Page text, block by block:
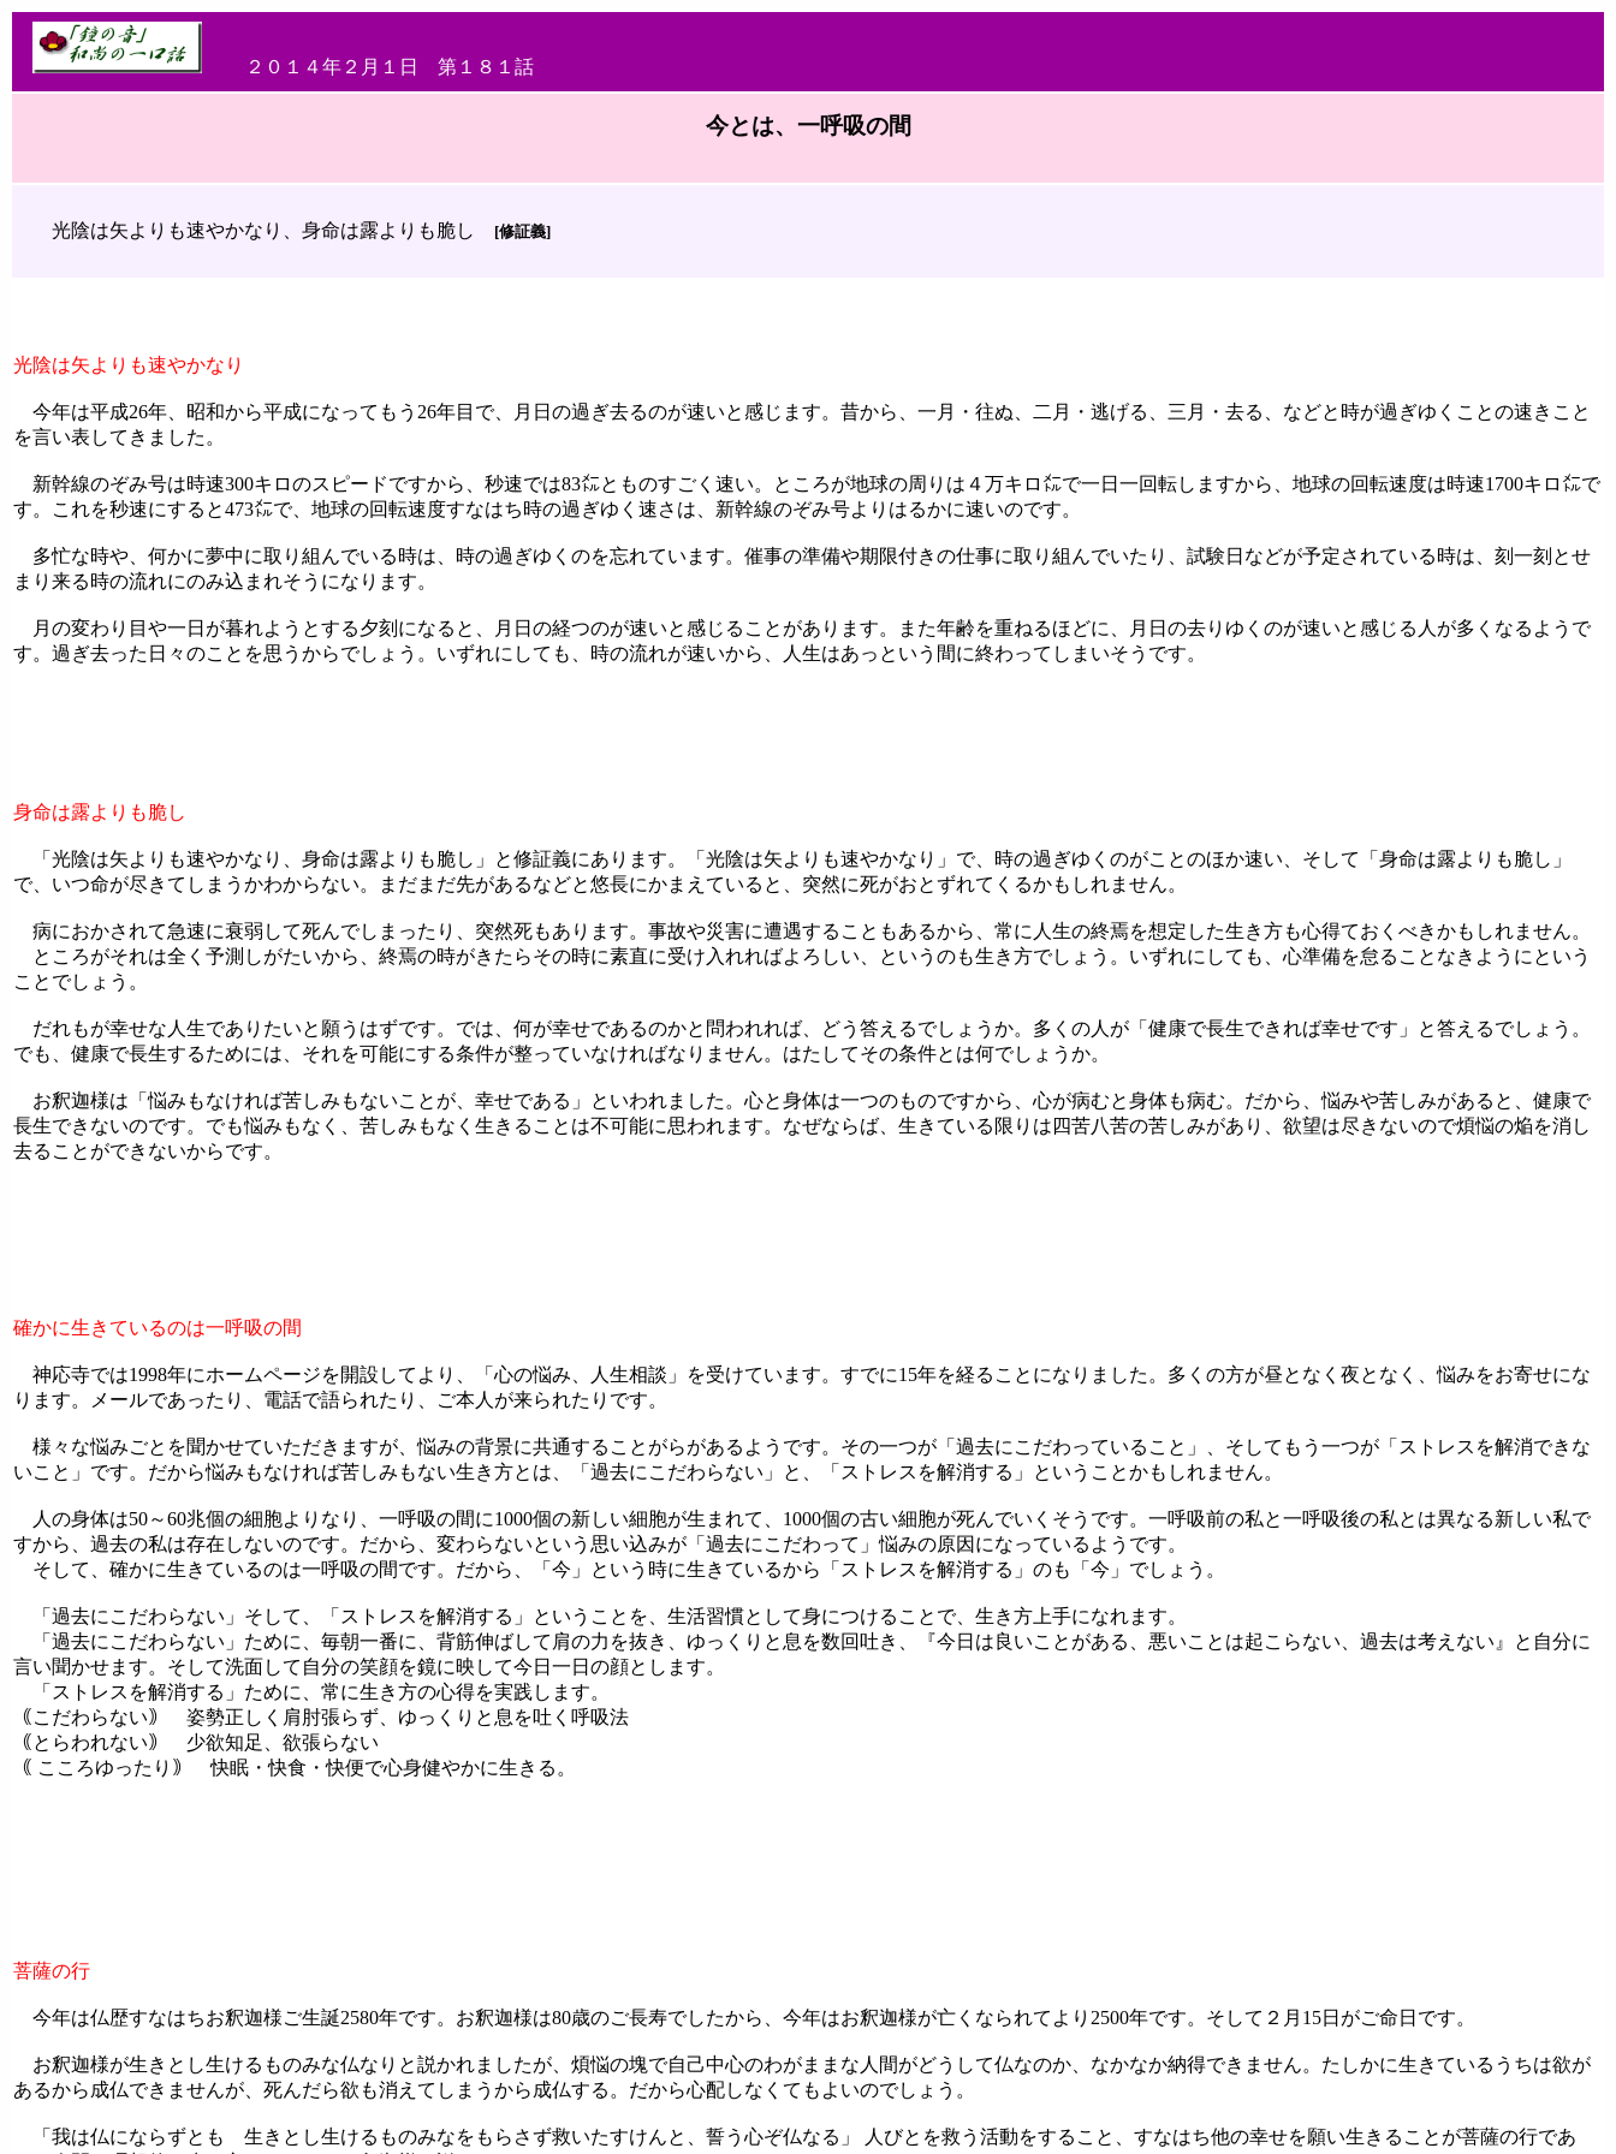
２０１４年２月１日 第１８１話
今とは、一呼吸の間
光陰は矢よりも速やかなり、身命は露よりも脆し [修証義]
光陰は矢よりも速やかなり
今年は平成26年、昭和から平成になってもう26年目で、月日の過ぎ去るのが速いと感じます。昔から、一月・往ぬ、二月・逃げる、三月・去る、などと時が過ぎゆくことの速きこと
を言い表してきました。
新幹線のぞみ号は時速300キロのスピードですから、秒速では83㍍とものすごく速い。ところが地球の周りは４万キロ㍍で一日一回転しますから、地球の回転速度は時速1700キロ㍍で
す。これを秒速にすると473㍍で、地球の回転速度すなはち時の過ぎゆく速さは、新幹線のぞみ号よりはるかに速いのです。
多忙な時や、何かに夢中に取り組んでいる時は、時の過ぎゆくのを忘れています。催事の準備や期限付きの仕事に取り組んでいたり、試験日などが予定されている時は、刻一刻とせ
まり来る時の流れにのみ込まれそうになります。
月の変わり目や一日が暮れようとする夕刻になると、月日の経つのが速いと感じることがあります。また年齢を重ねるほどに、月日の去りゆくのが速いと感じる人が多くなるようで
す。過ぎ去った日々のことを思うからでしょう。いずれにしても、時の流れが速いから、人生はあっという間に終わってしまいそうです。
身命は露よりも脆し
「光陰は矢よりも速やかなり、身命は露よりも脆し」と修証義にあります。「光陰は矢よりも速やかなり」で、時の過ぎゆくのがことのほか速い、そして「身命は露よりも脆し」
で、いつ命が尽きてしまうかわからない。まだまだ先があるなどと悠長にかまえていると、突然に死がおとずれてくるかもしれません。
病におかされて急速に衰弱して死んでしまったり、突然死もあります。事故や災害に遭遇することもあるから、常に人生の終焉を想定した生き方も心得ておくべきかもしれません。
ところがそれは全く予測しがたいから、終焉の時がきたらその時に素直に受け入れればよろしい、というのも生き方でしょう。いずれにしても、心準備を怠ることなきようにという
ことでしょう。
だれもが幸せな人生でありたいと願うはずです。では、何が幸せであるのかと問われれば、どう答えるでしょうか。多くの人が「健康で長生できれば幸せです」と答えるでしょう。
でも、健康で長生するためには、それを可能にする条件が整っていなければなりません。はたしてその条件とは何でしょうか。
お釈迦様は「悩みもなければ苦しみもないことが、幸せである」といわれました。心と身体は一つのものですから、心が病むと身体も病む。だから、悩みや苦しみがあると、健康で
長生できないのです。でも悩みもなく、苦しみもなく生きることは不可能に思われます。なぜならば、生きている限りは四苦八苦の苦しみがあり、欲望は尽きないので煩悩の焔を消し
去ることができないからです。
確かに生きているのは一呼吸の間
神応寺では1998年にホームページを開設してより、「心の悩み、人生相談」を受けています。すでに15年を経ることになりました。多くの方が昼となく夜となく、悩みをお寄せにな
ります。メールであったり、電話で語られたり、ご本人が来られたりです。
様々な悩みごとを聞かせていただきますが、悩みの背景に共通することがらがあるようです。その一つが「過去にこだわっていること」、そしてもう一つが「ストレスを解消できな
いこと」です。だから悩みもなければ苦しみもない生き方とは、「過去にこだわらない」と、「ストレスを解消する」ということかもしれません。
人の身体は50～60兆個の細胞よりなり、一呼吸の間に1000個の新しい細胞が生まれて、1000個の古い細胞が死んでいくそうです。一呼吸前の私と一呼吸後の私とは異なる新しい私で
すから、過去の私は存在しないのです。だから、変わらないという思い込みが「過去にこだわって」悩みの原因になっているようです。
そして、確かに生きているのは一呼吸の間です。だから、「今」という時に生きているから「ストレスを解消する」のも「今」でしょう。
「過去にこだわらない」そして、「ストレスを解消する」ということを、生活習慣として身につけることで、生き方上手になれます。
「過去にこだわらない」ために、毎朝一番に、背筋伸ばして肩の力を抜き、ゆっくりと息を数回吐き、『今日は良いことがある、悪いことは起こらない、過去は考えない』と自分に
言い聞かせます。そして洗面して自分の笑顔を鏡に映して今日一日の顔とします。
「ストレスを解消する」ために、常に生き方の心得を実践します。
｟こだわらない｠ 姿勢正しく肩肘張らず、ゆっくりと息を吐く呼吸法
｟とらわれない｠ 少欲知足、欲張らない
｟ こころゆったり｠ 快眠・快食・快便で心身健やかに生きる。
菩薩の行
今年は仏歴すなはちお釈迦様ご生誕2580年です。お釈迦様は80歳のご長寿でしたから、今年はお釈迦様が亡くなられてより2500年です。そして２月15日がご命日です。
お釈迦様が生きとし生けるものみな仏なりと説かれましたが、煩悩の塊で自己中心のわがままな人間がどうして仏なのか、なかなか納得できません。たしかに生きているうちは欲が
あるから成仏できませんが、死んだら欲も消えてしまうから成仏する。だから心配しなくてもよいのでしょう。
「我は仏にならずとも 生きとし生けるものみなをもらさず救いたすけんと、誓う心ぞ仏なる」 人びとを救う活動をすること、すなはち他の幸せを願い生きることが菩薩の行であ